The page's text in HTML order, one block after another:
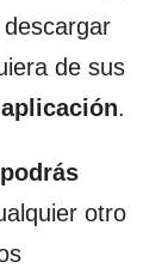
de sus
.
podrás
otro